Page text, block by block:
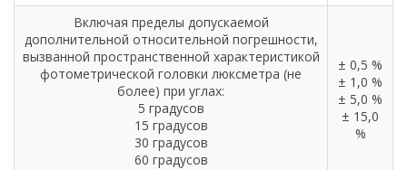
Включая пределы допускаемой
дополнительной относительной погрешности,
вызванной пространственной характеристикой
фотометрической головки люксметра (не
более) при углах:
5 градусов
15 градусов
30 градусов
60 градусов
± 0,5 %
± 1,0 %
± 5,0 %
± 15,0
%